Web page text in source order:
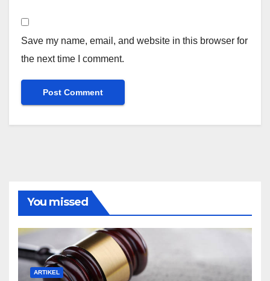
Save my name, email, and website in this browser for
the next time I comment.
You missed
ARTIKEL